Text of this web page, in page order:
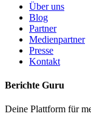
Über uns
Blog
Partner
Medienpartner
Presse
Kontakt
Berichte Guru
Deine Plattform für